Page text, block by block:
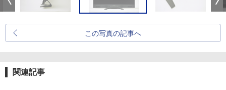
この写真の記事へ
関連記事